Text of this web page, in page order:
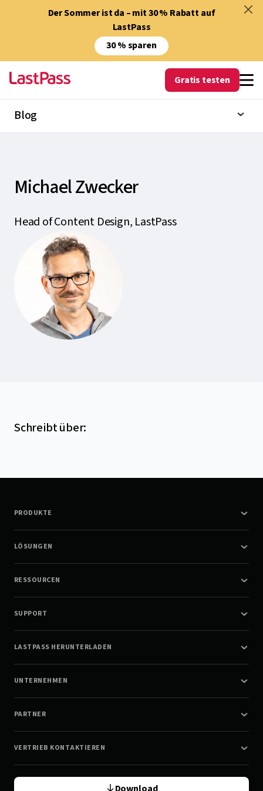
Der Sommer ist da – mit 30 % Rabatt auf
LastPass
30 % sparen
Gratis testen
Blog
Michael Zwecker
Head of Content Design, LastPass
Schreibt über:
PRODUKTE
LÖSUNGEN
RESSOURCEN
SUPPORT
LASTPASS HERUNTERLADEN
UNTERNEHMEN
PARTNER
VERTRIEB KONTAKTIEREN